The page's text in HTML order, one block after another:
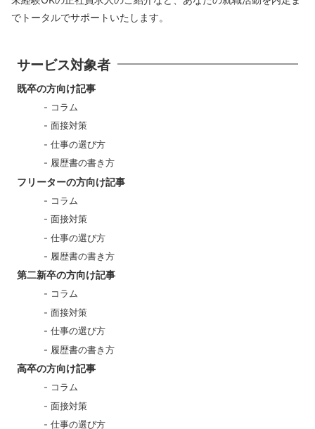
でトータルでサポートいたします。
サービス対象者
既卒の方向け記事
コラム
面接対策
仕事の選び方
履歴書の書き方
フリーターの方向け記事
コラム
面接対策
仕事の選び方
履歴書の書き方
第二新卒の方向け記事
コラム
面接対策
仕事の選び方
履歴書の書き方
高卒の方向け記事
コラム
面接対策
仕事の選び方